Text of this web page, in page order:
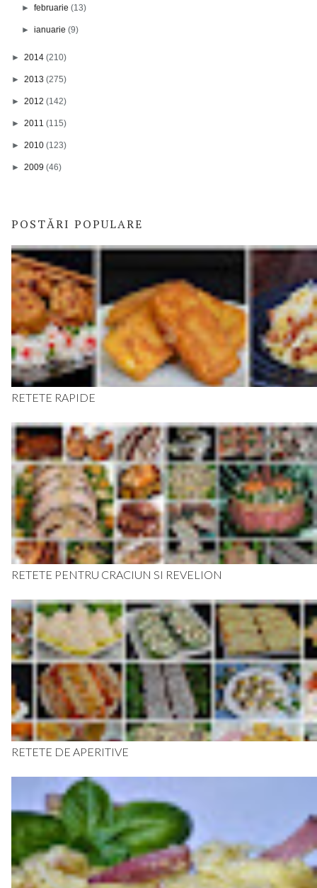
►februarie(13)
►ianuarie(9)
► 2014 (210)
► 2013 (275)
► 2012 (142)
► 2011 (115)
► 2010 (123)
► 2009 (46)
POSTĂRI POPULARE
RETETE RAPIDE
RETETE PENTRU CRACIUN SI REVELION
RETETE DE APERITIVE